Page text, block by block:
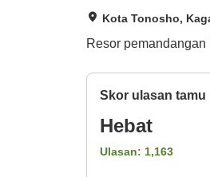
Kota Tonosho,
Resor
Skor ulasan tamu
Hebat
Ulasan: 1,163